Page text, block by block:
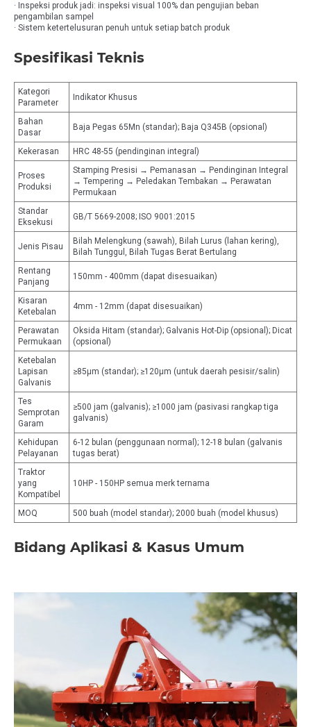
· Inspeksi produk jadi: inspeksi visual 100% dan pengujian beban
pengambilan sampel
· Sistem ketertelusuran penuh untuk setiap batch produk
Spesifikasi Teknis
Kategori
Parameter
Indikator Khusus
Bahan
Dasar
Baja Pegas 65Mn (standar); Baja Q345B (opsional)
Kekerasan HRC 48-55 (pendinginan integral)
Proses
Produksi
Stamping Presisi → Pemanasan → Pendinginan Integral
→ Tempering → Peledakan Tembakan → Perawatan
Permukaan
Standar
Eksekusi
GB/T 5669-2008; ISO 9001:2015
Jenis Pisau
Bilah Melengkung (sawah), Bilah Lurus (lahan kering),
Bilah Tunggul, Bilah Tugas Berat Bertulang
Rentang
Panjang
150mm - 400mm (dapat disesuaikan)
Kisaran
Ketebalan
4mm - 12mm (dapat disesuaikan)
Perawatan
Permukaan
Oksida Hitam (standar); Galvanis Hot-Dip (opsional); Dicat
(opsional)
Ketebalan
Lapisan
Galvanis
≥85μm (standar); ≥120μm (untuk daerah pesisir/salin)
Tes
Semprotan
Garam
≥500 jam (galvanis); ≥1000 jam (pasivasi rangkap tiga
galvanis)
Kehidupan
Pelayanan
6-12 bulan (penggunaan normal); 12-18 bulan (galvanis
tugas berat)
Traktor
yang
Kompatibel
10HP - 150HP semua merk ternama
MOQ 500 buah (model standar); 2000 buah (model khusus)
Bidang Aplikasi & Kasus Umum